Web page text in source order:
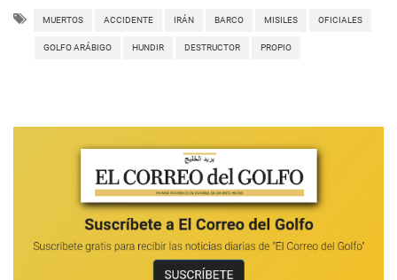
MUERTOS ACCIDENTE IRÁN BARCO MISILES OFICIALES
GOLFO ARÁBIGO HUNDIR DESTRUCTOR PROPIO